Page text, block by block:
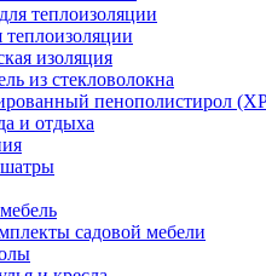
теплоизоляции
теплоизоляции
изоляция
из стекловолокна
пенополистирол
и отдыха
садовой мебели